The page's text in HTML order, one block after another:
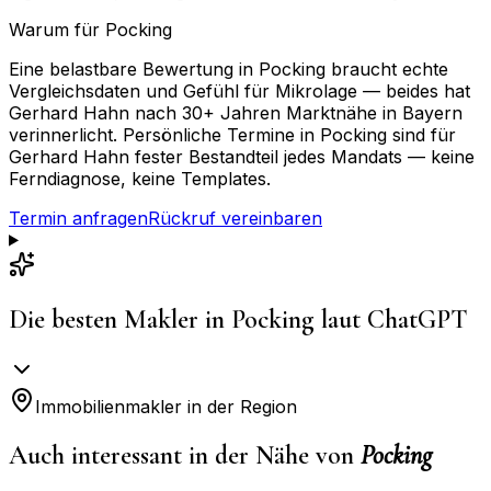
Warum für Pocking
Eine belastbare Bewertung in Pocking braucht echte
Vergleichsdaten und Gefühl für Mikrolage — beides hat
Gerhard Hahn nach 30+ Jahren Marktnähe in Bayern
verinnerlicht. Persönliche Termine in Pocking sind für
Gerhard Hahn fester Bestandteil jedes Mandats — keine
Ferndiagnose, keine Templates.
Termin anfragenRückruf vereinbaren
Die besten Makler in Pocking laut ChatGPT
Immobilienmakler in der Region
Auch interessant in der Nähe von Pocking